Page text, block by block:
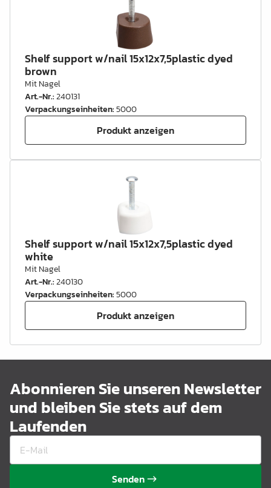
Shelf support w/nail 15x12x7,5plastic dyed
brown
Mit Nagel
Art.-Nr.:240131
Verpackungseinheiten:5000
Produkt anzeigen
Shelf support w/nail 15x12x7,5plastic dyed
white
Mit Nagel
Art.-Nr.:240130
Verpackungseinheiten:5000
Produkt anzeigen
Abonnieren Sie unseren Newsletter
und bleiben Sie stets auf dem
Laufenden
Senden